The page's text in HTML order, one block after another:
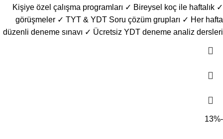
✓ Kişiye özel çalışma programları ✓ Bireysel koç ile haftalık
görüşmeler ✓ TYT & YDT Soru çözüm grupları ✓ Her hafta
düzenli deneme sınavı ✓ Ücretsiz YDT deneme analiz dersleri
-13%